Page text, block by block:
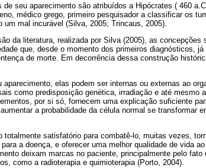
seu aparecimento são atribuídos a Hipócrates ( 460
médico grego, primeiro pesquisador a classificar os
um mal incurável (Silva, 2005; Trincaus, 2005).
da literatura, realizada por Silva (2005), as
que, desde o momento dos primeiros diagnósticos,
de morte. Em decorrência dessa construção
elas podem ser internas ou externas ao
como predisposição genética, irradiação e até mesmo
por si só, fornecem uma explicação suficiente
a probabilidade da célula normal se transformar
totalmente satisfatório para combatê-lo, muitas vezes,
a doença, e oferecer uma melhor qualidade de vida
deixam marcas no paciente, principalmente pelo
como a radioterapia e quimioterapia (Porto, 2004).